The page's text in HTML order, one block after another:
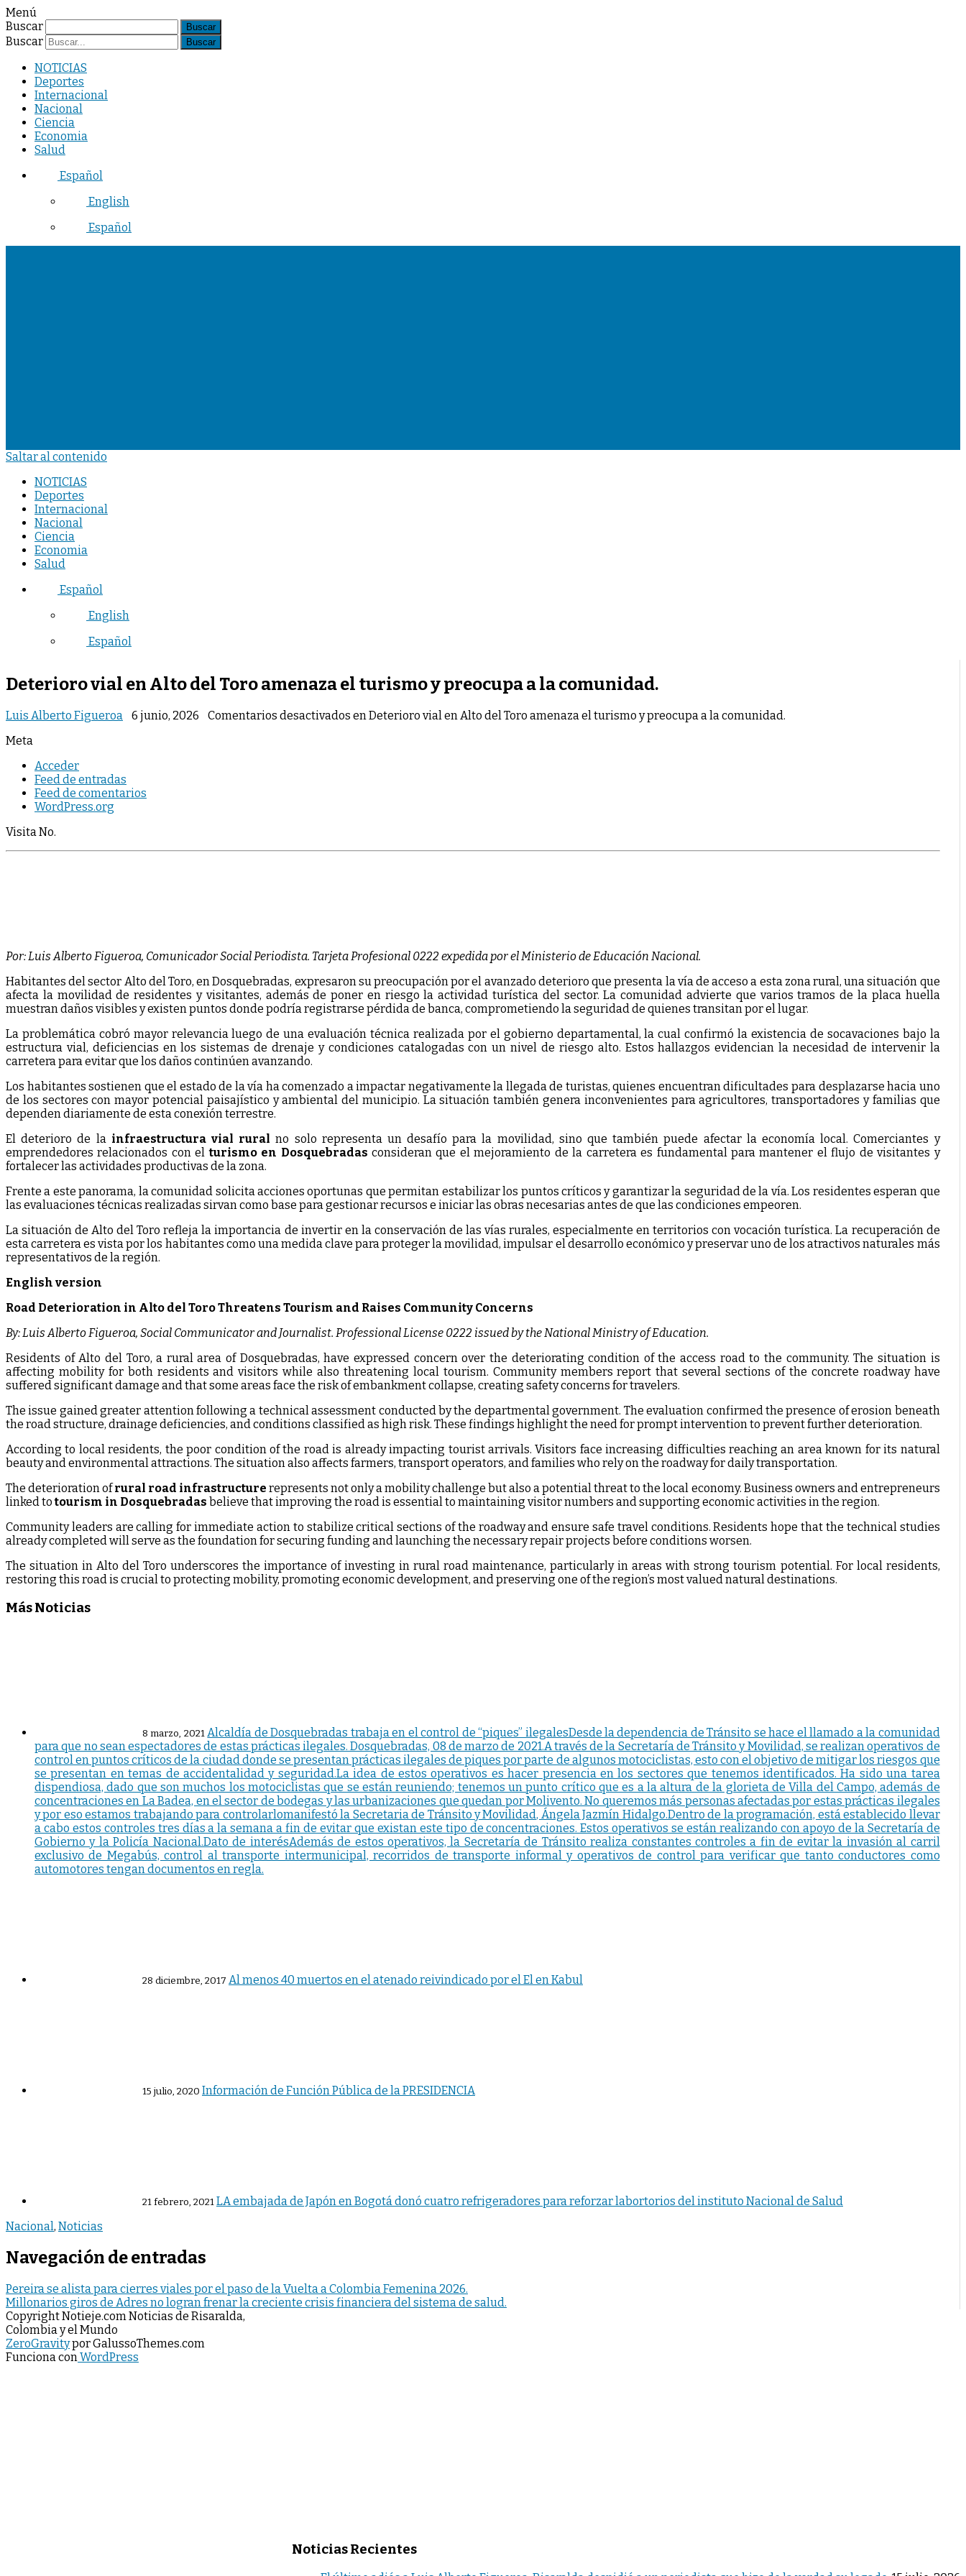
Menú
Buscar
Buscar
NOTICIAS
Deportes
Internacional
Nacional
Ciencia
Economia
Salud
Español
English
Español
Saltar al contenido
NOTICIAS
Deportes
Internacional
Nacional
Ciencia
Economia
Salud
Español
English
Español
Deterioro vial en Alto del Toro amenaza el turismo y preocupa a la comunidad.
Luis Alberto Figueroa 6 junio, 2026 Comentarios desactivados en Deterioro vial en Alto del Toro amenaza el turismo y preocupa a la comunidad.
Meta
Acceder
Feed de entradas
Feed de comentarios
WordPress.org
Visita No.
Por: Luis Alberto Figueroa, Comunicador Social Periodista. Tarjeta Profesional 0222 expedida por el Ministerio de Educación Nacional.
Habitantes del sector Alto del Toro, en Dosquebradas, expresaron su preocupación por el avanzado deterioro que presenta la vía de acceso a esta zona rural, una situación que
afecta la movilidad de residentes y visitantes, además de poner en riesgo la actividad turística del sector. La comunidad advierte que varios tramos de la placa huella
muestran daños visibles y existen puntos donde podría registrarse pérdida de banca, comprometiendo la seguridad de quienes transitan por el lugar.
La problemática cobró mayor relevancia luego de una evaluación técnica realizada por el gobierno departamental, la cual confirmó la existencia de socavaciones bajo la
estructura vial, deficiencias en los sistemas de drenaje y condiciones catalogadas con un nivel de riesgo alto. Estos hallazgos evidencian la necesidad de intervenir la
carretera para evitar que los daños continúen avanzando.
Los habitantes sostienen que el estado de la vía ha comenzado a impactar negativamente la llegada de turistas, quienes encuentran dificultades para desplazarse hacia uno
de los sectores con mayor potencial paisajístico y ambiental del municipio. La situación también genera inconvenientes para agricultores, transportadores y familias que
dependen diariamente de esta conexión terrestre.
El deterioro de la infraestructura vial rural no solo representa un desafío para la movilidad, sino que también puede afectar la economía local. Comerciantes y
emprendedores relacionados con elturismo en Dosquebradas consideran que el mejoramiento de la carretera es fundamental para mantener el flujo de visitantes y
fortalecer las actividades productivas de la zona.
Frente a este panorama, la comunidad solicita acciones oportunas que permitan estabilizar los puntos críticos y garantizar la seguridad de la vía. Los residentes esperan que
las evaluaciones técnicas realizadas sirvan como base para gestionar recursos e iniciar las obras necesarias antes de que las condiciones empeoren.
La situación de Alto del Toro refleja la importancia de invertir en la conservación de las vías rurales, especialmente en territorios con vocación turística. La recuperación de
esta carretera es vista por los habitantes como una medida clave para proteger la movilidad, impulsar el desarrollo económico y preservar uno de los atractivos naturales más
representativos de la región.
English version
Road Deterioration in Alto del Toro Threatens Tourism and Raises Community Concerns
By: Luis Alberto Figueroa, Social Communicator and Journalist. Professional License 0222 issued by the National Ministry of Education.
Residents of Alto del Toro, a rural area of Dosquebradas, have expressed concern over the deteriorating condition of the access road to the community. The situation is
affecting mobility for both residents and visitors while also threatening local tourism. Community members report that several sections of the concrete roadway have
suffered significant damage and that some areas face the risk of embankment collapse, creating safety concerns for travelers.
The issue gained greater attention following a technical assessment conducted by the departmental government. The evaluation confirmed the presence of erosion beneath
the road structure, drainage deficiencies, and conditions classified as high risk. These findings highlight the need for prompt intervention to prevent further deterioration.
According to local residents, the poor condition of the road is already impacting tourist arrivals. Visitors face increasing difficulties reaching an area known for its natural
beauty and environmental attractions. The situation also affects farmers, transport operators, and families who rely on the roadway for daily transportation.
The deterioration ofrural road infrastructure represents not only a mobility challenge but also a potential threat to the local economy. Business owners and entrepreneurs
linked totourism in Dosquebradas believe that improving the road is essential to maintaining visitor numbers and supporting economic activities in the region.
Community leaders are calling for immediate action to stabilize critical sections of the roadway and ensure safe travel conditions. Residents hope that the technical studies
already completed will serve as the foundation for securing funding and launching the necessary repair projects before conditions worsen.
The situation in Alto del Toro underscores the importance of investing in rural road maintenance, particularly in areas with strong tourism potential. For local residents,
restoring this road is crucial to protecting mobility, promoting economic development, and preserving one of the region’s most valued natural destinations.
Más Noticias
8 marzo, 2021 Alcaldía de Dosquebradas trabaja en el control de “piques” ilegalesDesde la dependencia de Tránsito se hace el llamado a la comunidad
para que no sean espectadores de estas prácticas ilegales. Dosquebradas, 08 de marzo de 2021.A través de la Secretaría de Tránsito y Movilidad, se realizan operativos de
control en puntos críticos de la ciudad donde se presentan prácticas ilegales de piques por parte de algunos motociclistas, esto con el objetivo de mitigar los riesgos que
se presentan en temas de accidentalidad y seguridad.La idea de estos operativos es hacer presencia en los sectores que tenemos identificados. Ha sido una tarea
dispendiosa, dado que son muchos los motociclistas que se están reuniendo; tenemos un punto crítico que es a la altura de la glorieta de Villa del Campo, además de
concentraciones en La Badea, en el sector de bodegas y las urbanizaciones que quedan por Molivento. No queremos más personas afectadas por estas prácticas ilegales
y por eso estamos trabajando para controlarlomanifestó la Secretaria de Tránsito y Movilidad, Ángela Jazmín Hidalgo.Dentro de la programación, está establecido llevar
a cabo estos controles tres días a la semana a fin de evitar que existan este tipo de concentraciones. Estos operativos se están realizando con apoyo de la Secretaría de
Gobierno y la Policía Nacional.Dato de interésAdemás de estos operativos, la Secretaría de Tránsito realiza constantes controles a fin de evitar la invasión al carril
exclusivo de Megabús, control al transporte intermunicipal, recorridos de transporte informal y operativos de control para verificar que tanto conductores como
automotores tengan documentos en regla.
28 diciembre, 2017 Al menos 40 muertos en el atenado reivindicado por el El en Kabul
15 julio, 2020 Información de Función Pública de la PRESIDENCIA
21 febrero, 2021LA embajada de Japón en Bogotá donó cuatro refrigeradores para reforzar labortorios del instituto Nacional de Salud
Nacional, Noticias
Navegación de entradas
Pereira se alista para cierres viales por el paso de la Vuelta a Colombia Femenina 2026.
Millonarios giros de Adres no logran frenar la creciente crisis financiera del sistema de salud.
Noticias Recientes
Copyright Notieje.com Noticias de Risaralda,
Colombia y el Mundo
ZeroGravitypor GalussoThemes.com
Funciona conWordPress